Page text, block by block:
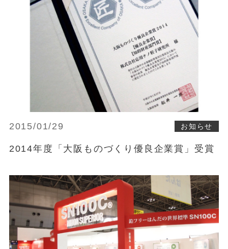
2015/01/29 お知らせ
2014年度「大阪ものづくり優良企業賞」受賞